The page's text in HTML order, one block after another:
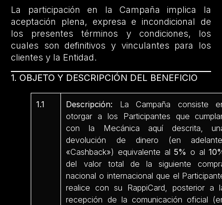
La participación en la Campaña implica la
aceptación plena, expresa e incondicional de
los presentes términos y condiciones, los
cuales son definitivos y vinculantes para los
clientes y la Entidad.
1. OBJETO Y DESCRIPCIÓN DEL BENEFICIO
1.1 Descripción: La Campaña consiste
otorgar a los Participantes que
con la Mecánica aquí descrita,
devolución de dinero (en
«Cashback») equivalente al5% o al
del valor total de la siguiente
nacional o internacional que el
realice con su RappiCard, posterior a
recepción de la comunicación oficial